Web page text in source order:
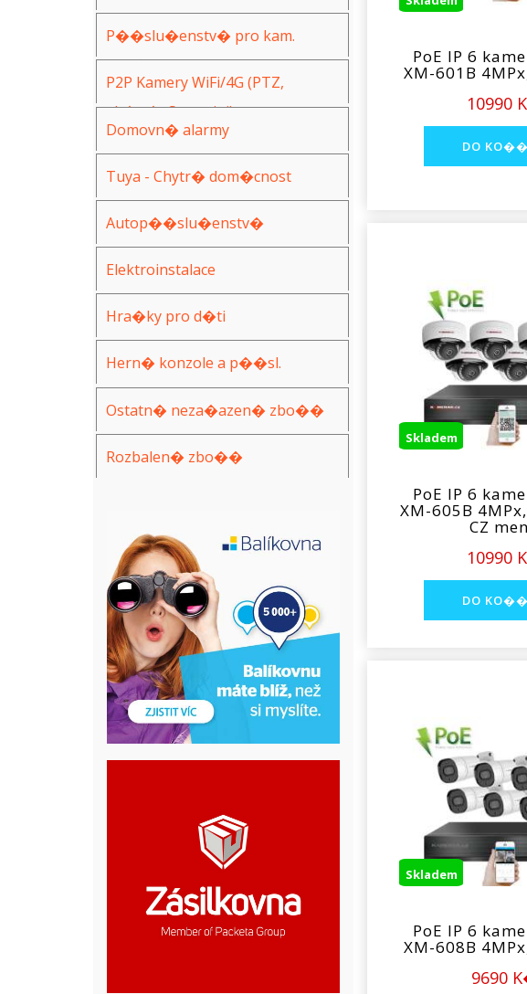
(AHD,IP,WiFi)
P��slu�enstv� pro kam.
syst�my
P2P Kamery WiFi/4G (PTZ,
ak�n�, Spy, mini)
Domovn� alarmy
Tuya - Chytr� dom�cnost
Autop��slu�enstv�
Elektroinstalace
Hra�ky pro d�ti
Hern� konzole a p��sl.
Ostatn� neza�azen� zbo��
Rozbalen� zbo��
PoE IP 6
XM-601B
10990
Skladem
PoE IP 6
XM-605B
CZ
10990
Skladem
PoE IP 6
XM-608B
9690